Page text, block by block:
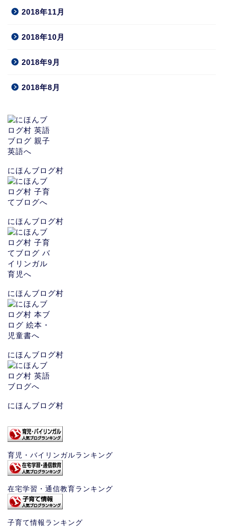
2018年11月
2018年10月
2018年9月
2018年8月
にほんブログ村
にほんブログ村
にほんブログ村
にほんブログ村
にほんブログ村
育児・バイリンガルランキング
在宅学習・通信教育ランキング
子育て情報ランキング